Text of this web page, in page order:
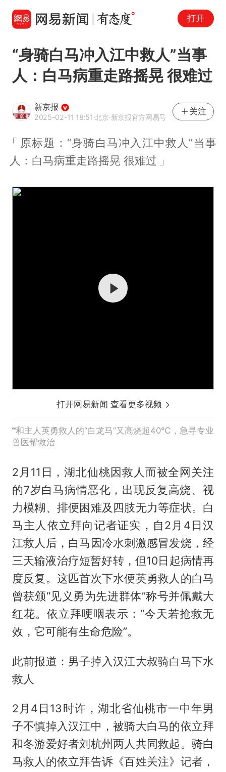
打开
“身骑白马冲入江中救人”当事
人：白马病重走路摇晃 很难过
新京报
2025-02-11 18:51·北京·新京报官方网易号
关注
原标题：“身骑白马冲入江中救人”当事
人：白马病重走路摇晃 很难过
打开网易新闻 查看更多视频
和主人英勇救人的“白龙马”又高烧超40℃，急寻专业
兽医帮救治
2月11日，湖北仙桃因救人而被全网关注
的7岁白马病情恶化，出现反复高烧、视
力模糊、排便困难及四肢无力等症状。白
马主人依立拜向记者证实，自2月4日汉
江救人后，白马因冷水刺激感冒发烧，经
三天输液治疗短暂好转，但10日起病情再
度反复。这匹首次下水便英勇救人的白马
曾获颁“见义勇为先进群体”称号并佩戴大
红花。依立拜哽咽表示：“今天若抢救无
效，它可能有生命危险”。
此前报道：男子掉入汉江大叔骑白马下水
救人
2月4日13时许，湖北省仙桃市一中年男
子不慎掉入汉江中，被骑大白马的依立拜
和冬游爱好者刘杭州两人共同救起。骑白
马救人的依立拜告诉《百姓关注》记者，